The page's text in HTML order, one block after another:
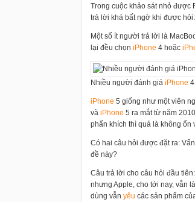
Trong cuộc khảo sát nhỏ được
trả lời khá bất ngờ khi được hỏi:
Một số ít người trả lời là
lại đều chọn i Phone 4 hoặc i
Nhiều người đánh giá i Phone
i Phone 5 giống như một viên
và i Phone 5 ra mắt từ năm
phấn khích thì quả là không ổn
Có hai câu hỏi được đặt ra:
đề này?
Câu trả lời cho câu hỏi đầu
nhưng Apple, cho tới nay, vẫn
dùng vẫn yêu các sản phẩm